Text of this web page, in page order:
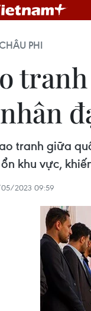
PHI
tranh giữa
khu vực,
05/2023 09:59